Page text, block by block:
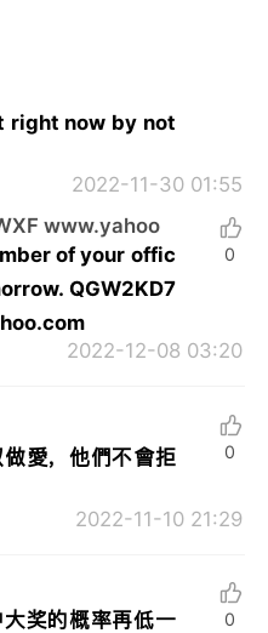
right now by not
2022-11-30 01:55
QGW2KD74BC3F3EDWXF www.yahoo
of your offic
QGW2KD7
2022-12-08 03:20
0
愛，他們不會拒
2022-11-10 21:29
0
奖的概率再低一
0